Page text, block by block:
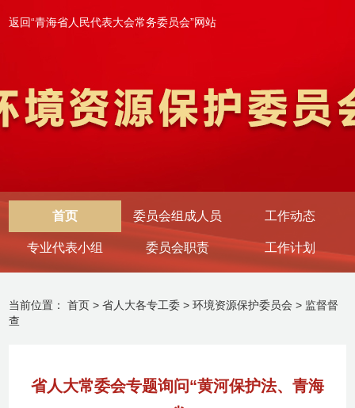
返回“青海省人民代表大会常务委员会”网站
首页 委员会组成人员 工作动态
专业代表小组 委员会职责 工作计划
当前位置：首页 >省人大各专工委 >环境资源保护委员会 > 监督督
查
省人大常委会专题询问“黄河保护法、青海